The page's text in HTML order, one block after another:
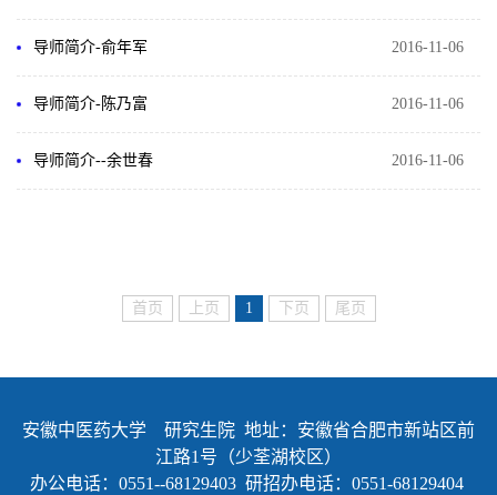
2016-11-06
导师简介-俞年军
2016-11-06
导师简介-陈乃富
2016-11-06
导师简介--余世春
首页 上页 1 下页 尾页
安徽中医药大学 研究生院 地址：安徽省合肥市新站区前
江路1号（少荃湖校区）
办公电话：0551--68129403 研招办电话：0551-68129404